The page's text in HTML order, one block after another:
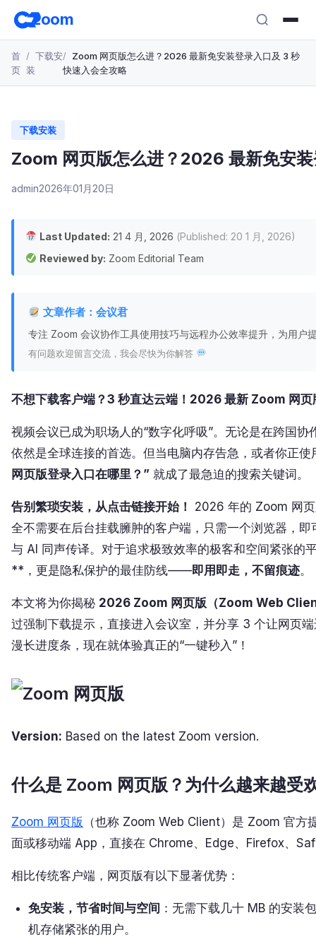
至
zoom
首
页
下载安
装
Zoom 网页版怎么进？2026 最新免安装登录入口及 3 秒
快速入会全攻略
下载安装
Zoom 网页版怎么进？2026 最新免安
admin2026年01月20日
Last Updated: 21 4 月, 2026 (Published: 20 1 月, 2026)
Reviewed by: Zoom Editorial Team
文章作者：会议君
专注 Zoom 会议协作工具使用技巧与远程办公效率提升，为用户
有问题欢迎留言交流，我会尽快为你解答
不想下载客户端？3 秒直达云端！2026 最新 Zoom 网
视频会议已成为职场人的“数字化呼吸”。无论是在跨国
依然是全球连接的首选。但当电脑内存告急，或者你正
网页版登录入口在哪里？” 就成了最急迫的搜索关键词。
告别繁琐安装，从点击链接开始！
2026 年的 Zoom 网
全不需要在后台挂载臃肿的客户端，只需一个浏览器，
与 AI 同声传译。对于追求极致效率的极客和空间紧张的
**，更是隐私保护的最佳防线——即用即走，不留痕迹。
本文将为你揭秘 2026 Zoom 网页版（Zoom Web
过强制下载提示，直接进入会议室，并分享 3 个让网页
漫长进度条，现在就体验真正的“一键秒入”！
Version: Based on the latest Zoom version.
什么是 Zoom 网页版？为什么越来越受
Zoom 网页版 （也称 Zoom Web Client）是 Zoom 官方
面或移动端 App，直接在 Chrome、Edge、Firefox、
相比传统客户端，网页版有以下显著优势：
免安装，节省时间与空间 ：无需下载几十 MB 的安装
机存储紧张的用户。